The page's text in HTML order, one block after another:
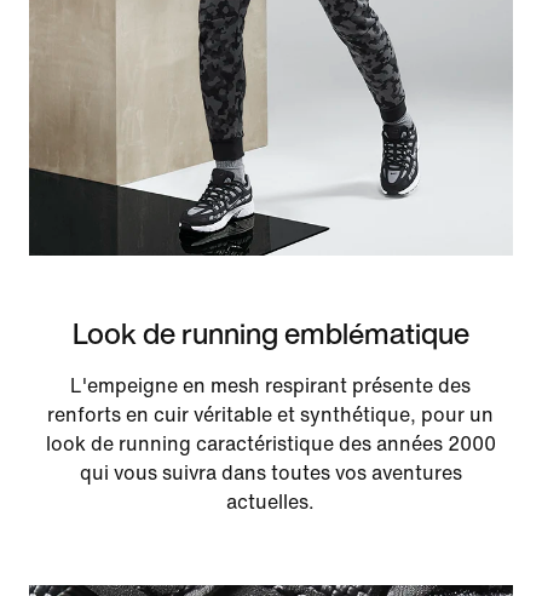
Look de running emblématique
L'empeigne en mesh respirant présente des
renforts en cuir véritable et synthétique, pour un
look de running caractéristique des années 2000
qui vous suivra dans toutes vos aventures
actuelles.